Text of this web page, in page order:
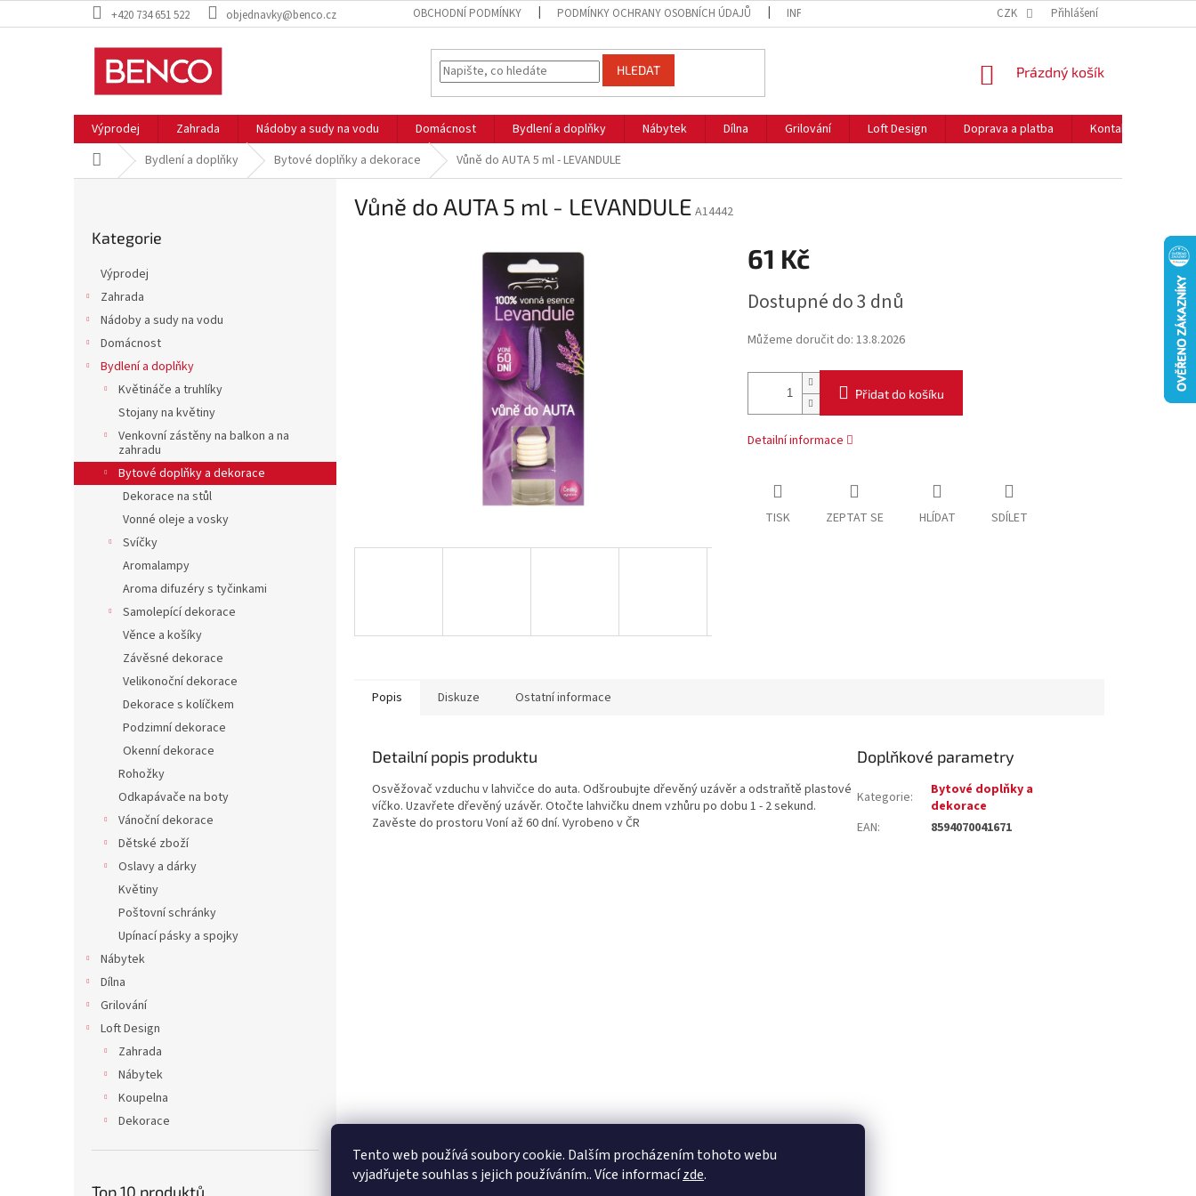
Tento web používá soubory cookie. Dalším procházením tohoto webu
vyjadřujete souhlas s jejich používáním.. Více informacízde.
na
+420 734 651 522 objednavky@benco.cz OBCHODNÍ PODMÍNKY PODMÍNKY OCHRANY OSOBNÍCH ÚDAJŮ INFORMACE O COOKIES NEJČASTĚJŠÍ OTÁZKY
CZK Přihlášení
HLEDAT
NÁKUPNÍ
Prázdný košík
Výprodej Zahrada Nádoby a sudy na vodu Domácnost Bydlení a doplňky Nábytek Dílna Grilování Loft Design Doprava a platba Kontakty
Domů Bydlení a doplňky Bytové doplňky a dekorace Vůně do AUTA 5 ml - LEVANDULE
kategorie
Kategorie
Výprodej
Zahrada
Nádoby a sudy na vodu
Domácnost
Bydlení a doplňky
Květináče a truhlíky
Stojany na květiny
Venkovní zástěny na balkon a na
zahradu
Bytové doplňky a dekorace
Dekorace na stůl
Vonné oleje a vosky
Svíčky
Aromalampy
Aroma difuzéry s tyčinkami
Samolepící dekorace
Věnce a košíky
Závěsné dekorace
Velikonoční dekorace
Dekorace s kolíčkem
Podzimní dekorace
Okenní dekorace
Rohožky
Odkapávače na boty
Vánoční dekorace
Dětské zboží
Oslavy a dárky
Květiny
Poštovní schránky
Upínací pásky a spojky
Nábytek
Dílna
Grilování
Loft Design
Zahrada
Nábytek
Koupelna
Dekorace
Top 10 produktů
Vůně do AUTA 5 ml - LEVANDULE A14442
61 Kč
cena:
Dostupné do 3 dnů
Můžeme doručit do: 13.8.2026
Přidat do košíku
Detailní informace
TISK ZEPTAT SE HLÍDAT SDÍLET
Popis Diskuze Ostatní informace
Detailní popis produktu
Osvěžovač vzduchu v lahvičce do auta. Odšroubujte dřevěný uzávěr a odstraňtě plastové
víčko. Uzavřete dřevěný uzávěr. Otočte lahvičku dnem vzhůru po dobu 1 - 2 sekund.
Zavěste do prostoru Voní až 60 dní. Vyrobeno v ČR
Doplňkové parametry
Kategorie:
Bytové doplňky a
dekorace
EAN: 8594070041671